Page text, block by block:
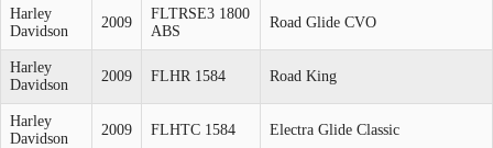
Harley
Davidson
2009
FLTRSE3 1800
ABS
Road Glide CVO
Harley
Davidson
2009 FLHR 1584 Road King
Harley
Davidson
2009 FLHTC 1584 Electra Glide Classic